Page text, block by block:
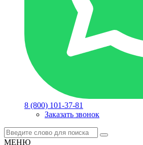
8 (800) 101-37-81
Заказать звонок
МЕНЮ